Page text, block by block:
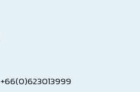
+66(0)623013999